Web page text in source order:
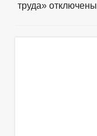
труда» отключены